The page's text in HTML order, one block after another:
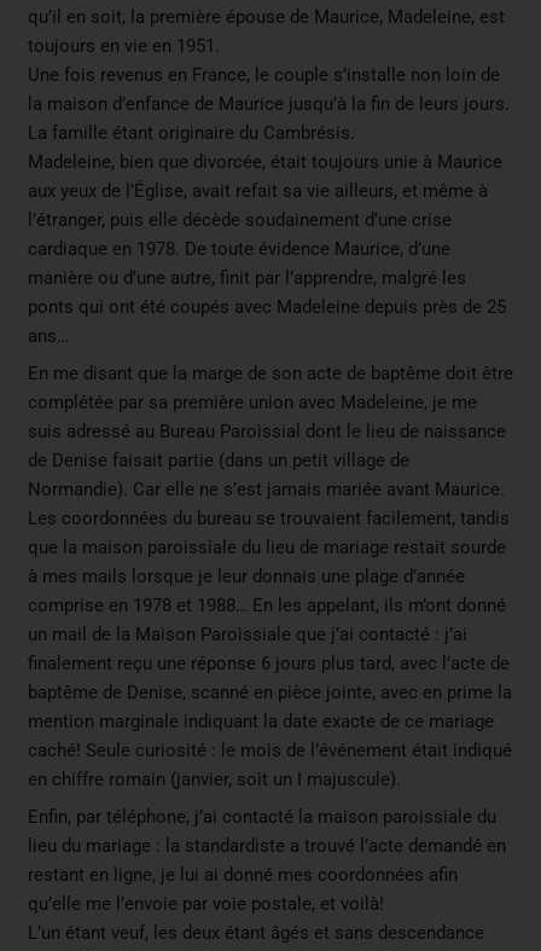
qu’il en soit, la première épouse de Maurice, Madeleine, est
toujours en vie en 1951.
Une fois revenus en France, le couple s’installe non loin de
la maison d’enfance de Maurice jusqu’à la fin de leurs jours.
La famille étant originaire du Cambrésis.
Madeleine, bien que divorcée, était toujours unie à Maurice
aux yeux de l’Église, avait refait sa vie ailleurs, et même à
l’étranger, puis elle décède soudainement d’une crise
cardiaque en 1978. De toute évidence Maurice, d’une
manière ou d’une autre, finit par l’apprendre, malgré les
ponts qui ont été coupés avec Madeleine depuis près de 25
ans…
En me disant que la marge de son acte de baptême doit être
complétée par sa première union avec Madeleine, je me
suis adressé au Bureau Paroissial dont le lieu de naissance
de Denise faisait partie (dans un petit village de
Normandie). Car elle ne s’est jamais mariée avant Maurice.
Les coordonnées du bureau se trouvaient facilement, tandis
que la maison paroissiale du lieu de mariage restait sourde
à mes mails lorsque je leur donnais une plage d’année
comprise en 1978 et 1988… En les appelant, ils m’ont donné
un mail de la Maison Paroissiale que j’ai contacté : j’ai
finalement reçu une réponse 6 jours plus tard, avec l’acte de
baptême de Denise, scanné en pièce jointe, avec en prime la
mention marginale indiquant la date exacte de ce mariage
caché! Seule curiosité : le mois de l’événement était indiqué
en chiffre romain (janvier, soit un I majuscule).
Enfin, par téléphone, j’ai contacté la maison paroissiale du
lieu du mariage : la standardiste a trouvé l’acte demandé en
restant en ligne, je lui ai donné mes coordonnées afin
qu’elle me l’envoie par voie postale, et voilà!
L’un étant veuf, les deux étant âgés et sans descendance